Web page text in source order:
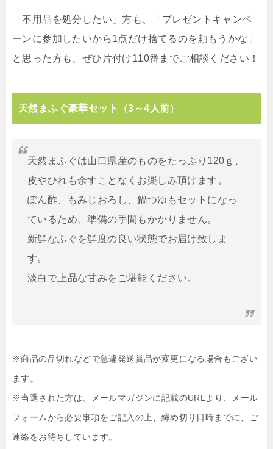
「不用品を処分したい」方も、「プレゼントキャンペ
ーンに参加したいから1点だけ捨てるのを頼もうかな」
と思った方も、ぜひ片付け110番までご相談ください！
天然まふぐ豪華セット（3～4人前）
天然まふぐは山口県産のものをたっぷり120ｇ、
皮やひれも余すことなくお楽しみ頂けます。
ぽん酢、もみじおろし、鍋つゆもセットになっ
ているため、準備の手間もかかりません。
新鮮なふぐを鮮度の良い状態でお届け致しま
す。
淡白で上品な甘みをご堪能ください。
※商品の品切れなどで急遽発送賞品が変更になる場合もござい
ます。
※当選された方は、メールマガジンに記載のURLより、メール
フォームから必要事項をご記入の上、締め切り日時までに、ご
連絡をお待ちしています。